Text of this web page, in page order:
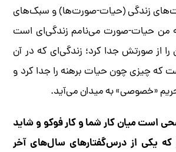
زندگی (حیات-صورت‌ها) و سبک‌های
من حیات-صورت می‌نامم زندگی‌‌ای است
را از صورتش جدا کرد؛ زندگی‌ای که در آن
که چیزی چون حیات برهنه را جدا کرد و
«خصوصی» به میدان می‌آید.
است میان کار شما و کار فوکو و شاید
که یکی از درس‌گفتارهای سال‌های آخر